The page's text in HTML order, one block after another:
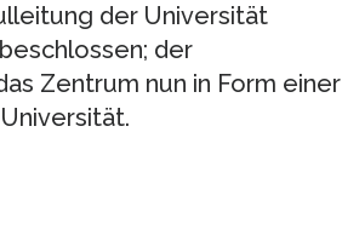
der Universität
der
Zentrum nun in Form einer